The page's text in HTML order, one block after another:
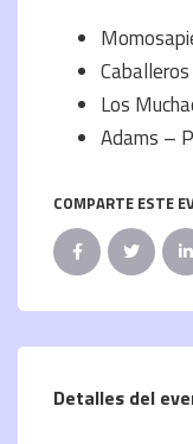
Los
Adams –
COMPARTE ESTE
Detalles del